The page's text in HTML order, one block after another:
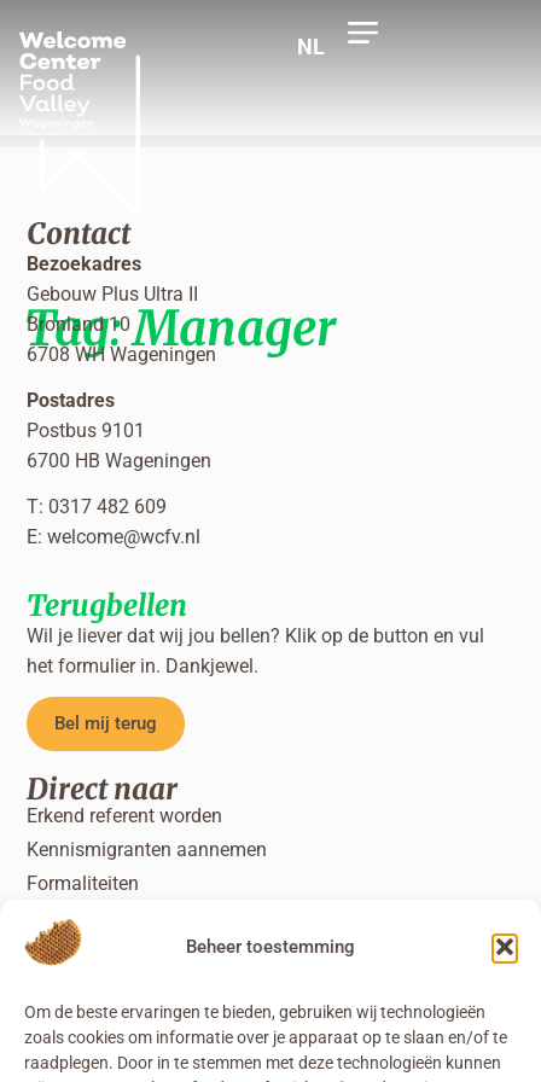
Beheer toestemming
Om de beste ervaringen te bieden, gebruiken wij technologieën
zoals cookies om informatie over je apparaat op te slaan en/of te
raadplegen. Door in te stemmen met deze technologieën kunnen
NL
Tag:Manager
Contact
Bezoekadres
Gebouw Plus Ultra II
Bronland 10
6708 WH Wageningen
Postadres
Postbus 9101
6700 HB Wageningen
T: 0317 482 609
E:welcome@wcfv.nl
Terugbellen
Wil je liever dat wij jou bellen? Klik op de button en vul
het formulier in. Dankjewel.
Bel mij terug
Direct naar
Erkend referent worden
Kennismigranten aannemen
Formaliteiten
Specifieke diensten